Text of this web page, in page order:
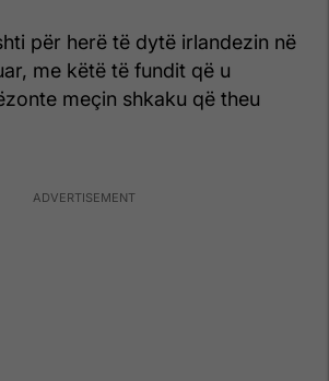
për herë të dytë irlandezin në
me këtë të fundit që u
meçin shkaku që theu